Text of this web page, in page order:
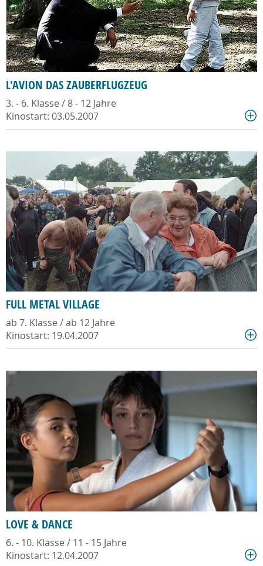
L'AVION DAS ZAUBERFLUGZEUG
3. - 6. Klasse / 8 - 12 Jahre
Kinostart: 03.05.2007
FULL METAL VILLAGE
ab 7. Klasse / ab 12 Jahre
Kinostart: 19.04.2007
LOVE & DANCE
6. - 10. Klasse / 11 - 15 Jahre
Kinostart: 12.04.2007